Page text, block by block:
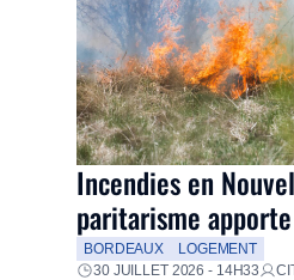
Incendies en
paritarisme
concrètes aux
BORDEAUX
LOGEMENT
30 JUILLET 2026 - 14H33